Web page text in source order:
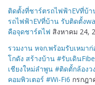
ติดตั้งที่ชาร์ตรถไฟฟ้าEVที่บ้
รถไฟฟ้าEVที่บ้าน รับติดตั้ง
คือจุดชาร์ตไฟ สิงหาคม 24,
รวมงาน หจก.พร้อมรับเหมา
โกดัง สร้างบ้าน #รับเดิน
เชียงใหม่ลำพูน #ติดตั้กล้อง
คอมพิวเตอร์ #Wi-Fi6 กรกฎา